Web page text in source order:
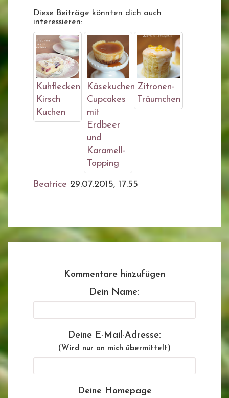
Diese Beiträge könnten dich auch
interessieren:
Kuhflecken
Kirsch
Kuchen
Käsekuchen
Cupcakes
mit
Erdbeer
und
Karamell-
Topping
Zitronen-
Träumchen
Beatrice 29.07.2015, 17.55
Kommentare hinzufügen
Dein Name:
Deine E-Mail-Adresse:
(Wird nur an mich übermittelt)
Deine Homepage